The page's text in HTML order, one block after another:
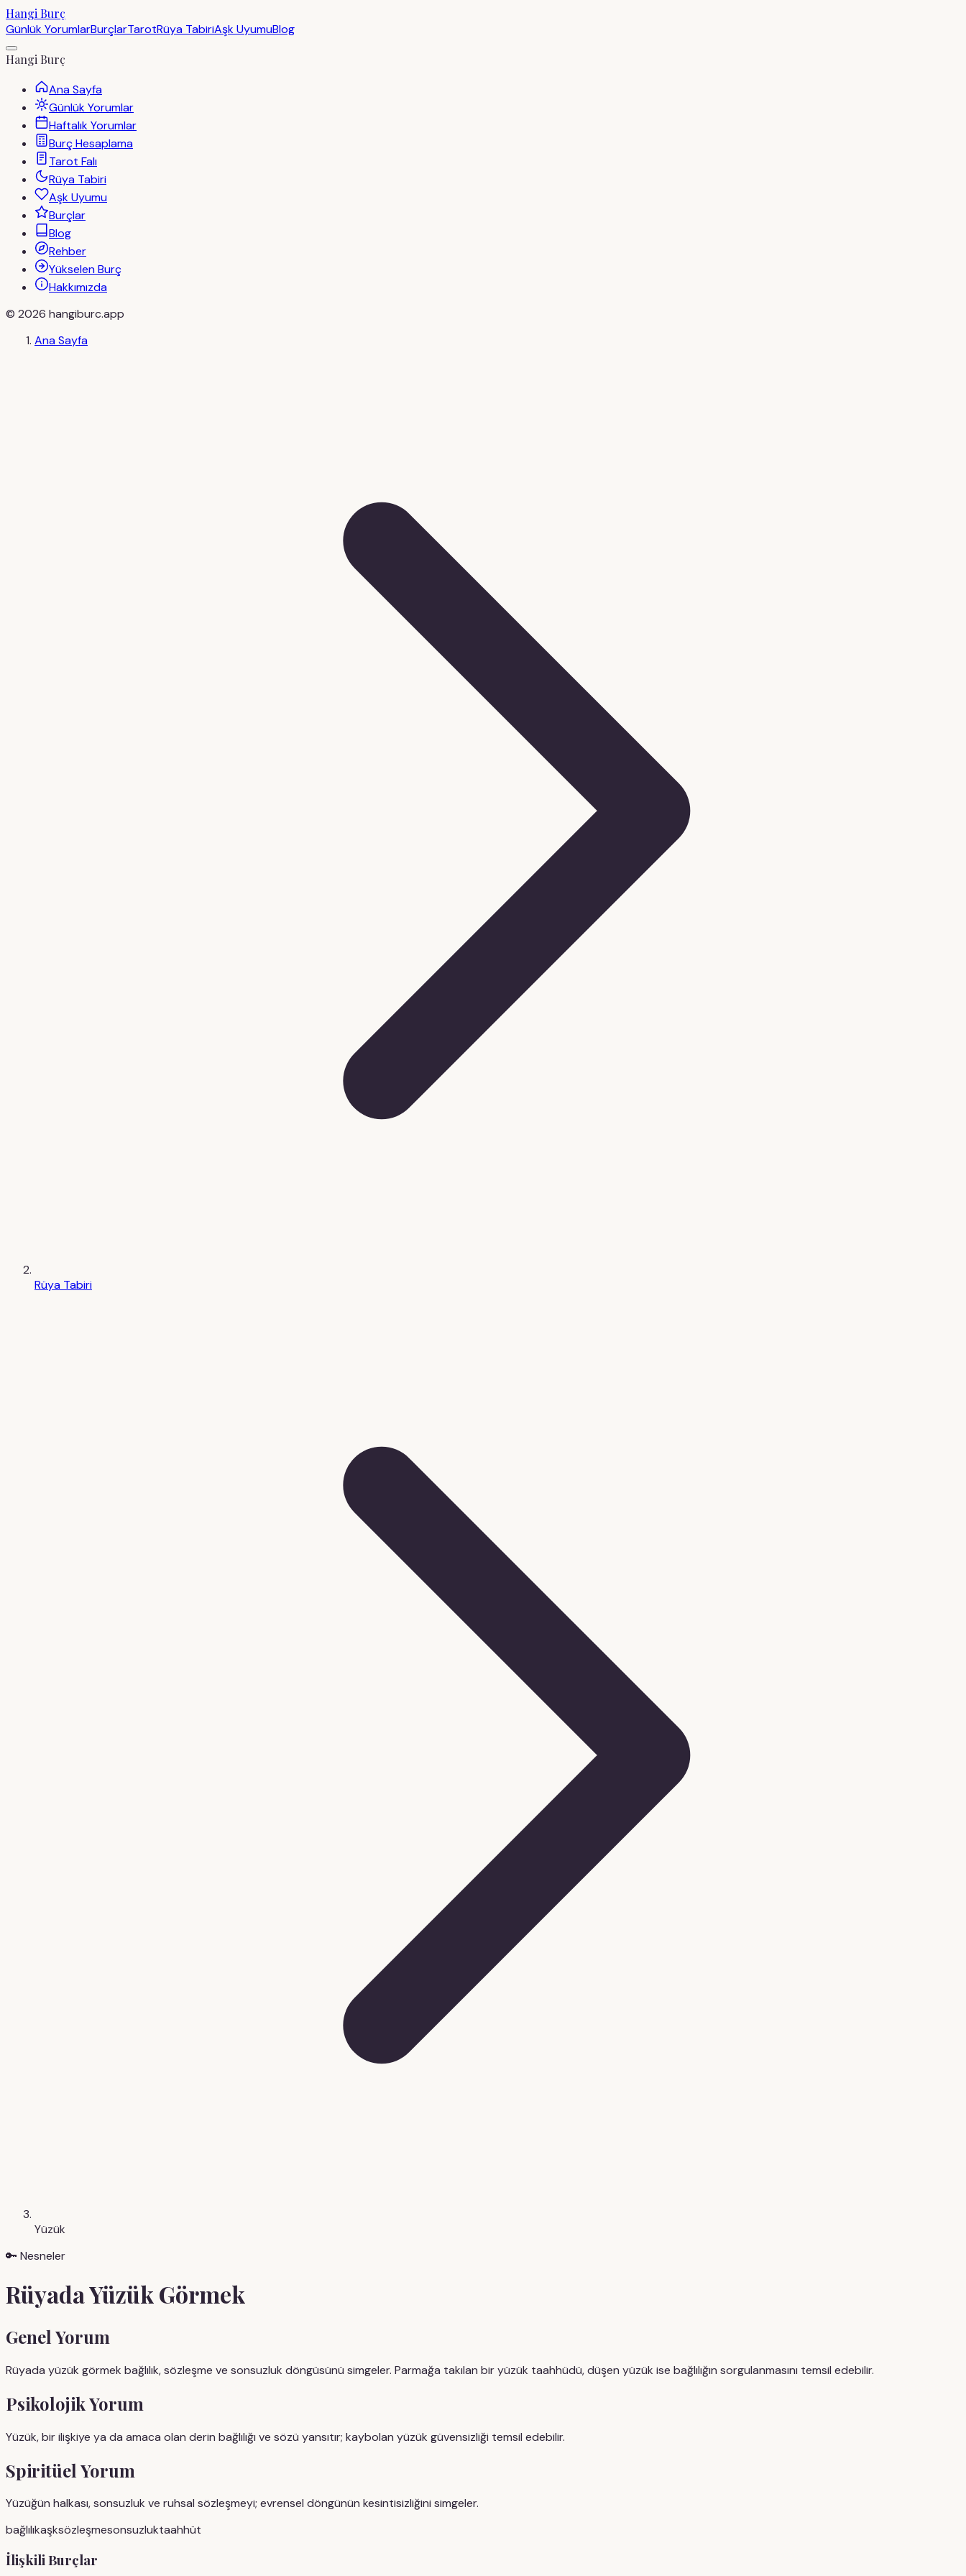
Hangi Burç
Günlük YorumlarBurçlarTarotRüya TabiriAşk UyumuBlog
Hangi Burç
Ana Sayfa
Günlük Yorumlar
Haftalık Yorumlar
Burç Hesaplama
Tarot Falı
Rüya Tabiri
Aşk Uyumu
Burçlar
Blog
Rehber
Yükselen Burç
Hakkımızda
© 2026 hangiburc.app
Ana Sayfa
Rüya Tabiri
Yüzük
🔑 Nesneler
RüyadaYüzükGörmek
Genel Yorum
Rüyada yüzük görmek bağlılık, sözleşme ve sonsuzluk döngüsünü simgeler. Parmağa takılan bir yüzük taahhüdü, düşen yüzük ise bağlılığın sorgulanmasını temsil edebilir.
Psikolojik Yorum
Yüzük, bir ilişkiye ya da amaca olan derin bağlılığı ve sözü yansıtır; kaybolan yüzük güvensizliği temsil edebilir.
Spiritüel Yorum
Yüzüğün halkası, sonsuzluk ve ruhsal sözleşmeyi; evrensel döngünün kesintisizliğini simgeler.
bağlılıkaşksözleşmesonsuzluktaahhüt
İlişkili Burçlar